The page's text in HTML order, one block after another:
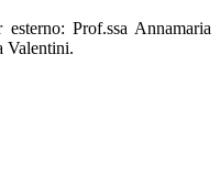
esterno: Prof.ssa Annamaria
Valentini.